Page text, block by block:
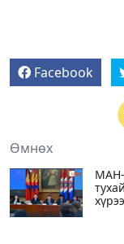
Facebook
Өмнөх
МАН-